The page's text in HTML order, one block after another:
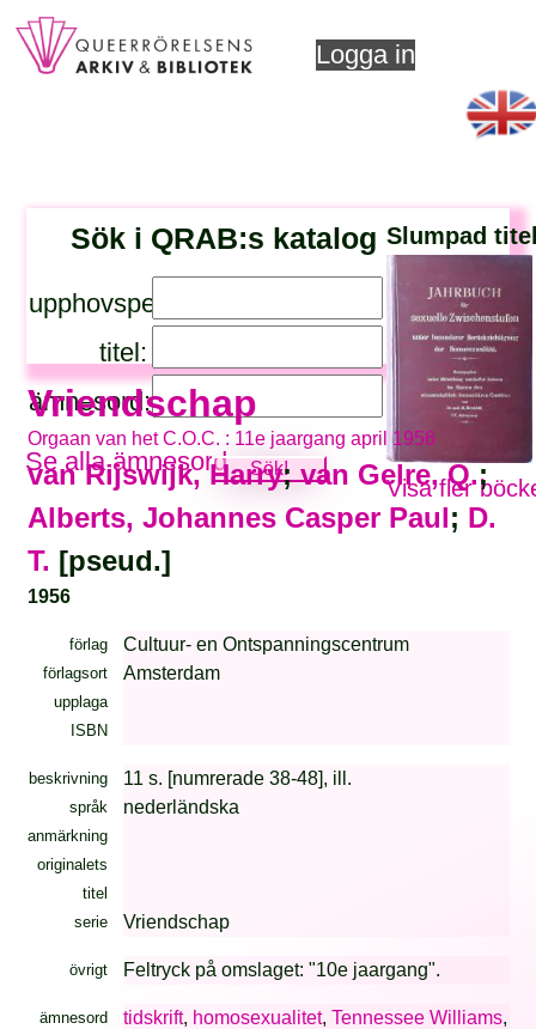
Logga in
Sök i QRAB:s katalog
upphovsperson:
titel:
ämnesord:
Se alla ämnesord
Slumpad
Visa fler
Vriendschap
Orgaan van het C.O.C. : 11e jaargang april 1956
van Rijswijk, Harry;van Gelre, Q.;
Alberts, Johannes Casper Paul; D.
T. [pseud.]
1956
förlag Cultuur- en Ontspanningscentrum
förlagsort Amsterdam
upplaga
ISBN
beskrivning 11 s. [numrerade 38-48], ill.
språk nederländska
anmärkning
originalets
titel
serie
Vriendschap
övrigt Feltryck på omslaget: "10e jaargang".
ämnesord tidskrift, homosexualitet, Tennessee Williams,